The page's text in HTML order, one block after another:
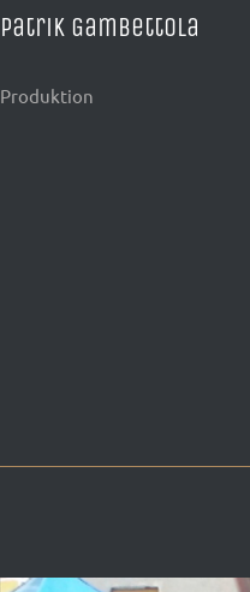
Patrik Gambettola
Produktion